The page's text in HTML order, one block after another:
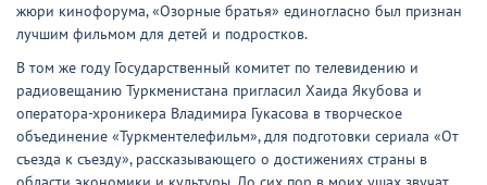
жюри кинофорума, «Озорные братья» единогласно был признан
лучшим фильмом для детей и подростков.
В том же году Государственный комитет по телевидению и
радиовещанию Туркменистана пригласил Хаида Якубова и
оператора-хроникера Владимира Гукасова в творческое
объединение «Туркментелефильм», для подготовки сериала «От
съезда к съезду», рассказывающего о достижениях страны в